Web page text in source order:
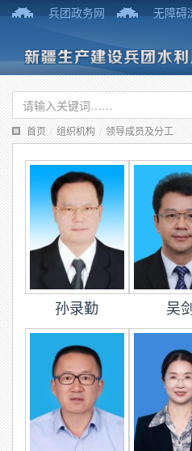
兵团政务网 无障碍
首页 / 组织机构 / 领导成员及分工
孙录勤 吴